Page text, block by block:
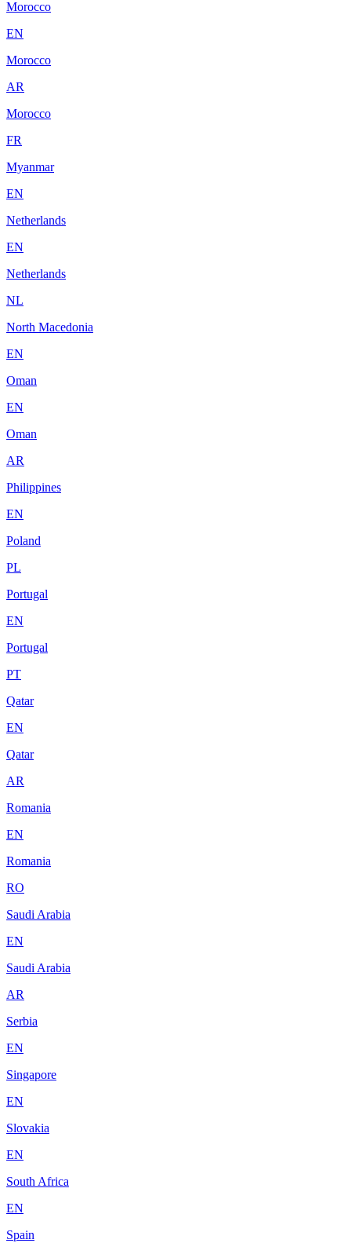
Morocco
EN
Morocco
AR
Morocco
FR
Myanmar
EN
Netherlands
EN
Netherlands
NL
North Macedonia
EN
Oman
EN
Oman
AR
Philippines
EN
Poland
PL
Portugal
EN
Portugal
PT
Qatar
EN
Qatar
AR
Romania
EN
Romania
RO
Saudi Arabia
EN
Saudi Arabia
AR
Serbia
EN
Singapore
EN
Slovakia
EN
South Africa
EN
Spain